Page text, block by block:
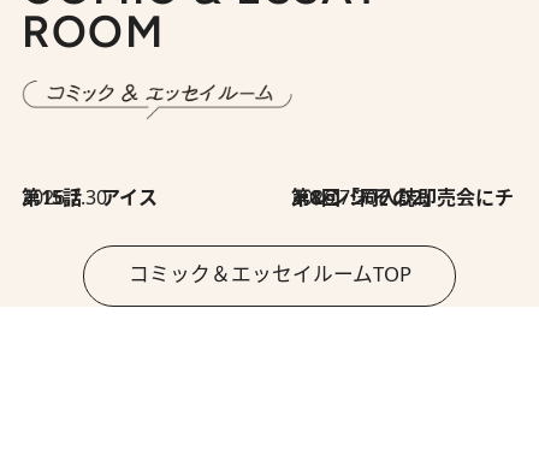
ROOM
2026.7.30
第15話 アイス 2026.7.30
第8回「同人誌即売会にチャレンジ その2」
コミック＆エッセイルームTOP